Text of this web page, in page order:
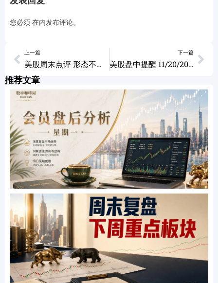
您必须 在内发布评论。
上一篇
美股周末点评 形态不同交易方法不同 个股分析 MSFT SHOP DIS VALE NCLH ALK JKS TSLA AMZN AMD 11/17/2023
下一篇
美股盘中提醒 11/20/2023
推荐文章